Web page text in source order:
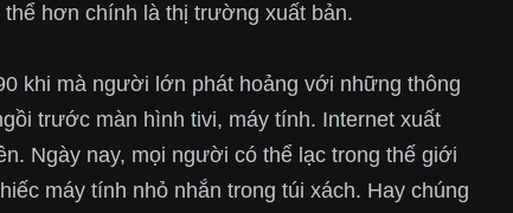
hơn chính là thị trường xuất bản.
khi mà người lớn phát hoảng với những thông
trước màn hình tivi, máy tính. Internet xuất
Ngày nay, mọi người có thể lạc trong thế giới
máy tính nhỏ nhắn trong túi xách. Hay chúng